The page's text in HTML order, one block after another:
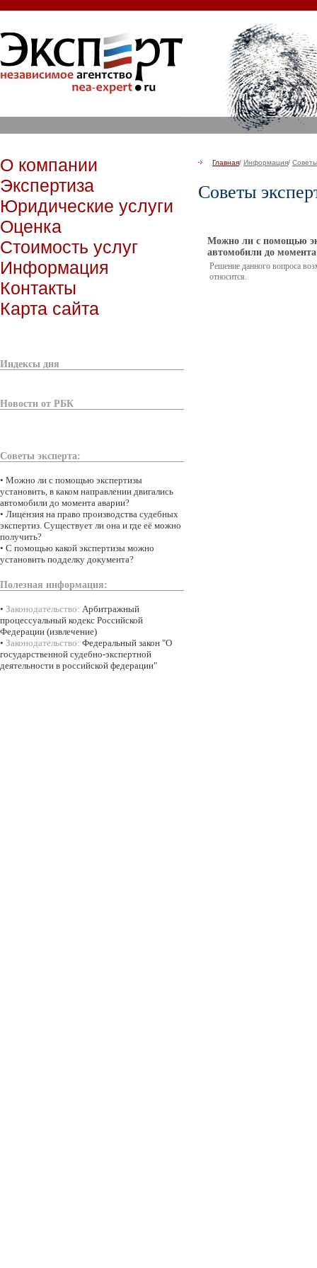
О компании
Экспертиза
Юридические услуги
Оценка
Стоимость услуг
Информация
Контакты
Карта сайта
Индексы дня
Новости от РБК
Советы эксперта:
• Можно ли с помощью экспертизы
установить, в каком направлении двигались
автомобили до момента аварии?
• Лицензия на право производства судебных
экспертиз. Существует ли она и где её можно
получить?
• С помощью какой экспертизы можно
установить подделку документа?
Полезная информация:
• Законодательство: Арбитражный
процессуальный кодекс Российской
Федерации (извлечение)
• Законодательство: Федеральный закон "О
государственной судебно-экспертной
деятельности в российской федерации"
Главная/ Информация/
Советы
Можно ли с помощью
автомобили до
Решение данного вопроса
относится.